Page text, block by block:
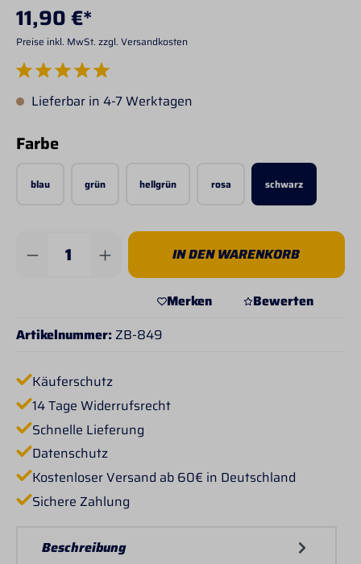
11,90 €*
Preise inkl. MwSt. zzgl. Versandkosten
Durchschnittliche Bewertung von 5 von 5 Sternen
Lieferbar in 4-7 Werktagen
Farbeauswählen
blau grün hellgrün rosa schwarz
Produkt Anzahl: Gib den gewünschten
IN DEN WARENKORB
Merken
Bewerten
Artikelnummer:ZB-849
Käuferschutz
14 Tage Widerrufsrecht
Schnelle Lieferung
Datenschutz
Kostenloser Versand ab 60€ in Deutschland
Sichere Zahlung
Beschreibung